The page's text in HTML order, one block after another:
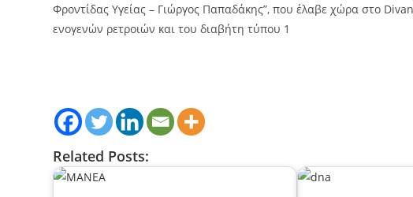
Φροντίδας Υγείας – Γιώργος Παπαδάκης”, που έλαβε χώρα στο
ενογενών ρετροιών και του διαβήτη τύπου 1
Related Posts: